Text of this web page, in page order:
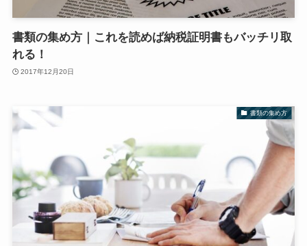
書類の集め方｜これを読めば納税証明書もバッチリ取
れる！
2017年12月20日
書類の集め方